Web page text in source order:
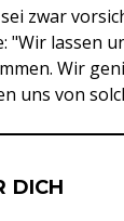
zwar
"Wir lassen
Wir
uns von
&
DICH